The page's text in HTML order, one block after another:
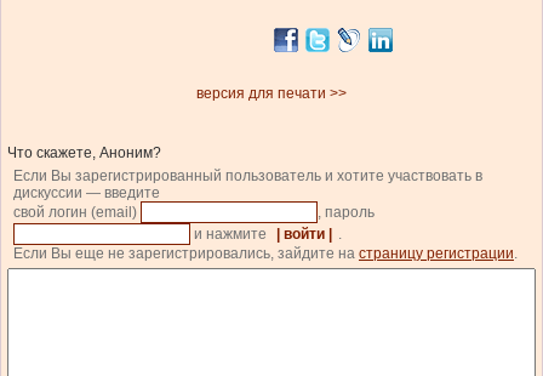
версия для печати >>
Что скажете, Аноним?
Если Вы зарегистрированный пользователь и хотите участвовать в
дискуссии — введите
свой логин (email)
, пароль
и нажмите
| войти |
.
Если Вы еще не зарегистрировались, зайдите на страницу регистрации.